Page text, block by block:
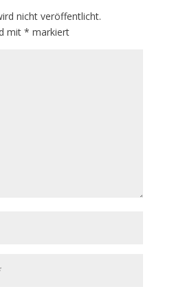
nicht veröffentlicht.
mit * markiert